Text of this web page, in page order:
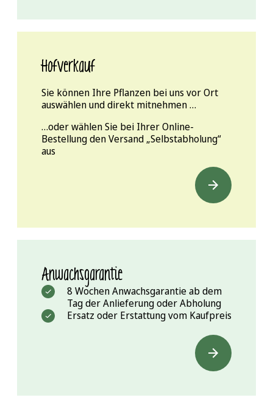
Hofverkauf
Sie können Ihre Pflanzen bei uns vor Ort
auswählen und direkt mitnehmen …
…oder wählen Sie bei Ihrer Online-
Bestellung den Versand „Selbstabholung“
aus
Anwachsgarantie
8 Wochen Anwachsgarantie ab dem
Tag der Anlieferung oder Abholung
Ersatz oder Erstattung vom Kaufpreis